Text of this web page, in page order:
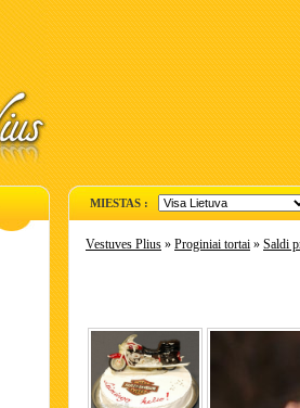
MIESTAS :
Vestuves Plius » Proginiai tortai » Saldi